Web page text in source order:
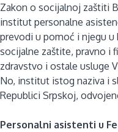
Zakon o socijalnoj zaštiti
institut personalne
prevodi u pomoć i njegu
socijalne zaštite, pravno i
zdravstvo i ostale usluge
No, institut istog naziva i
Republici Srpskoj,
Personalni asistenti u